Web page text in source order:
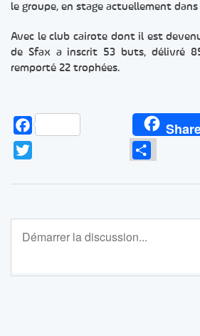
le groupe, en stage actuellement dans
Avec le club cairote dont il est
de Sfax a inscrit 53 buts, délivré
remporté 22 trophées.
Facebook